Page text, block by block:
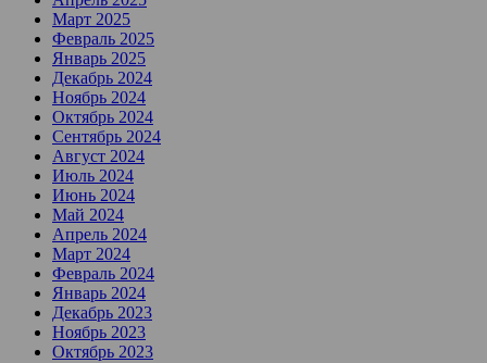
Март 2025
Февраль 2025
Январь 2025
Декабрь 2024
Ноябрь 2024
Октябрь 2024
Сентябрь 2024
Август 2024
Июль 2024
Июнь 2024
Май 2024
Апрель 2024
Март 2024
Февраль 2024
Январь 2024
Декабрь 2023
Ноябрь 2023
Октябрь 2023